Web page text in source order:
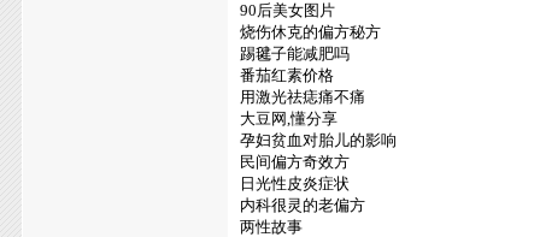
90后美女图片
烧伤休克的偏方秘方
踢毽子能减肥吗
番茄红素价格
用激光祛痣痛不痛
大豆网,懂分享
孕妇贫血对胎儿的影响
民间偏方奇效方
日光性皮炎症状
内科很灵的老偏方
两性故事